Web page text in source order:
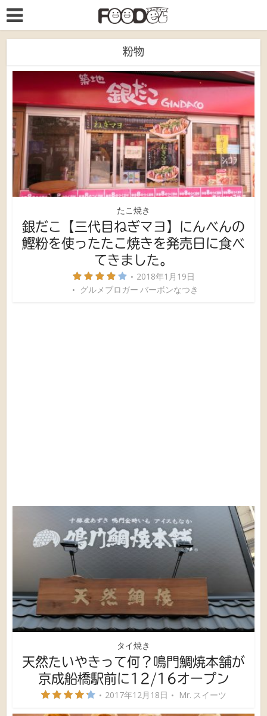
粉物
たこ焼き
銀だこ【三代目ねぎマヨ】にんべんの
鰹粉を使ったたこ焼きを発売日に食べ
てきました。
2018年1月19日
グルメブロガー バーボンなつき
タイ焼き
天然たいやきって何？鳴門鯛焼本舗が
京成船橋駅前に12/16オープン
2017年12月18日 Mr. スイーツ